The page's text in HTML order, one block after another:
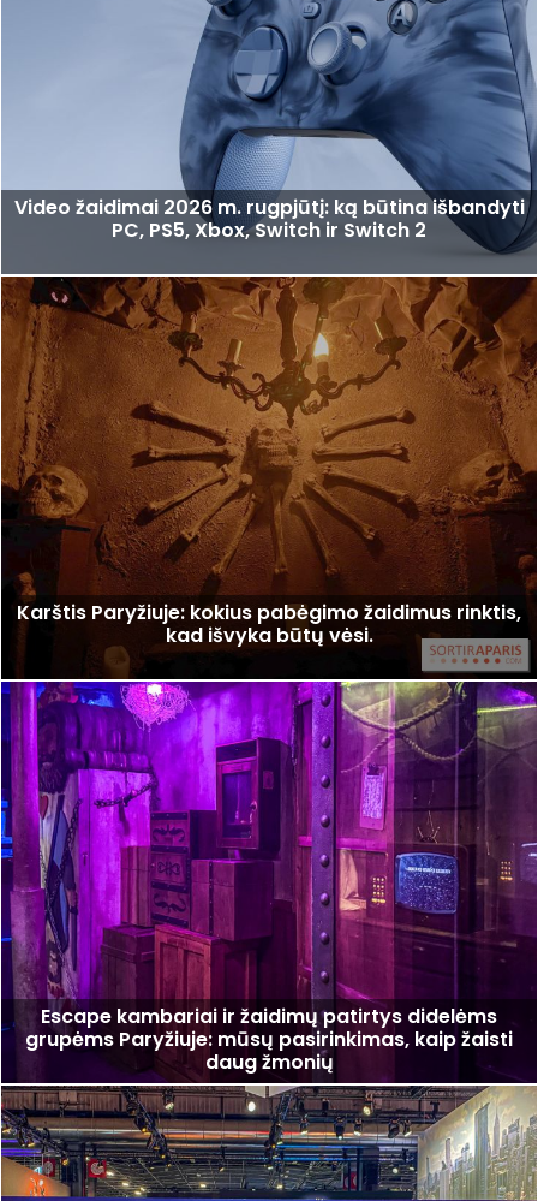
Video žaidimai 2026 m. rugpjūtį: ką būtina išbandyti
PC, PS5, Xbox, Switch ir Switch 2
Karštis Paryžiuje: kokius pabėgimo žaidimus rinktis,
kad išvyka būtų vėsi.
Escape kambariai ir žaidimų patirtys didelėms
grupėms Paryžiuje: mūsų pasirinkimas, kaip žaisti
daug žmonių